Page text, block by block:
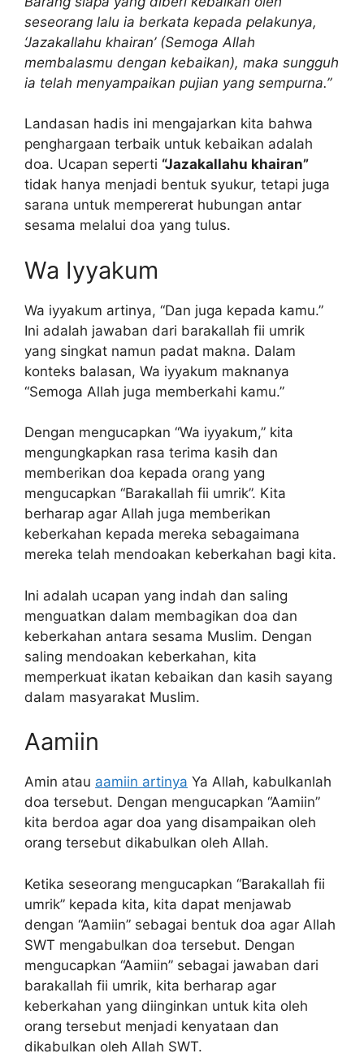
seseorang lalu ia berkata kepada pelakunya,
‘Jazakallahu khairan’ (Semoga Allah
membalasmu dengan kebaikan), maka sungguh
ia telah menyampaikan pujian yang sempurna.”
Landasan hadis ini mengajarkan kita bahwa
penghargaan terbaik untuk kebaikan adalah
doa. Ucapan seperti “Jazakallahu khairan”
tidak hanya menjadi bentuk syukur, tetapi juga
sarana untuk mempererat hubungan antar
sesama melalui doa yang tulus.
Wa Iyyakum
Wa iyyakum artinya, “Dan juga kepada kamu.”
Ini adalah jawaban dari barakallah fii umrik
yang singkat namun padat makna. Dalam
konteks balasan, Wa iyyakum maknanya
“Semoga Allah juga memberkahi kamu.”
Dengan mengucapkan “Wa iyyakum,” kita
mengungkapkan rasa terima kasih dan
memberikan doa kepada orang yang
mengucapkan “Barakallah fii umrik”. Kita
berharap agar Allah juga memberikan
keberkahan kepada mereka sebagaimana
mereka telah mendoakan keberkahan bagi kita.
Ini adalah ucapan yang indah dan saling
menguatkan dalam membagikan doa dan
keberkahan antara sesama Muslim. Dengan
saling mendoakan keberkahan, kita
memperkuat ikatan kebaikan dan kasih sayang
dalam masyarakat Muslim.
Aamiin
Amin atau aamiin artinya Ya Allah, kabulkanlah
doa tersebut. Dengan mengucapkan “Aamiin”
kita berdoa agar doa yang disampaikan oleh
orang tersebut dikabulkan oleh Allah.
Ketika seseorang mengucapkan “Barakallah fii
umrik” kepada kita, kita dapat menjawab
dengan “Aamiin” sebagai bentuk doa agar Allah
SWT mengabulkan doa tersebut. Dengan
mengucapkan “Aamiin” sebagai jawaban dari
barakallah fii umrik, kita berharap agar
keberkahan yang diinginkan untuk kita oleh
orang tersebut menjadi kenyataan dan
dikabulkan oleh Allah SWT.